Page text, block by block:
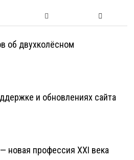
об двухколёсном
и обновлениях сайта
новая профессия XXI века